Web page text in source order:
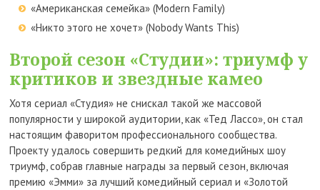
«Американская семейка» (Modern Family)
«Никто этого не хочет» (Nobody Wants This)
Второй сезон «Студии»: триумф у
критиков и звездные камео
Хотя сериал «Студия» не снискал такой же массовой
популярности у широкой аудитории, как «Тед Лассо», он стал
настоящим фаворитом профессионального сообщества.
Проекту удалось совершить редкий для комедийных шоу
триумф, собрав главные награды за первый сезон, включая
премию «Эмми» за лучший комедийный сериал и «Золотой